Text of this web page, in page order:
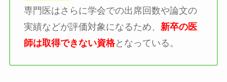
専門医はさらに学会での出席回数や論文の
実績などが評価対象になるため、 新卒の医
師は取得できない資格となっている。